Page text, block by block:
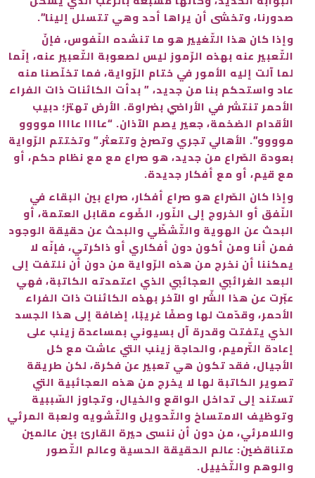
صدورنا، وتخشى أن يراها أحد وهي تتسلل إلينا”.
وإذا كان هذا التّغيير هو ما تنشده النّفوس، فإنّ
التّعبير عنه بهذه الرّموز ليس لصعوبة التّعبير عنه، إنّما
لما آلت إليه الأمور في ختام الرّواية، فما تخلّصنا منه
عاد واستحكم بنا من جديد، ” بدأت الكائنات ذات الفراء
الأحمر تنتشر في الأراضي بضراوة. الأرض تهتز؛ دبيب
الأقدام الضخمة، جعير يصم الآذان. “عاااا عاااا موووو
موووو”. الأهالي تجري وتصرخ وتتعثر.” وتختتم الرّواية
بعودة الصّراع من جديد، هو صراع مع مع نظام حكم، أو
مع قيم، أو مع أفكار جديدة.
وإذا كان الصّراع هو صراع أفكار، صراع بين البقاء في
النّفق أو الخروج إلى النّور، الضّوء مقابل العتمة، أو
البحث عن الهوية والتّشظّي والبحث عن حقيقة الوجود
فمن أنا ومن أكون دون أفكاري أو ذاكرتي، فإنّه لا
يمكننا أن نخرج من هذه الرّواية من دون أن نلتفت إلى
البعد الغرائبي العجائبي الذي اعتمدته الكاتبة، فهي
عبّرت عن هذا الشّر او الآخر بهذه الكائنات ذات الفراء
الأحمر، وقدّمت لها وصفًا غريبًا، إضافة إلى هذا الجسد
الذي يتفتت وقدرة آل بسيوني بمساعدة زينب على
إعادة التّرميم، والحاجة زينب التي عاشت مع كل
الأجيال، فقد تكون هي تعبير عن فكرة، لكن طريقة
تصوير الكاتبة لها لا يخرج من هذه العجائبية التي
تستند إلى تداخل الواقع والخيال، وتجاوز السّببية
وتوظيف الامتساخ والتّحويل والتّشويه ولعبة المرئي
واللامرئي، من دون أن ننسى حيرة القارئ بين عالمين
متناقضين: عالم الحقيقة الحسية وعالم التّصور
والوهم والتّخييل.